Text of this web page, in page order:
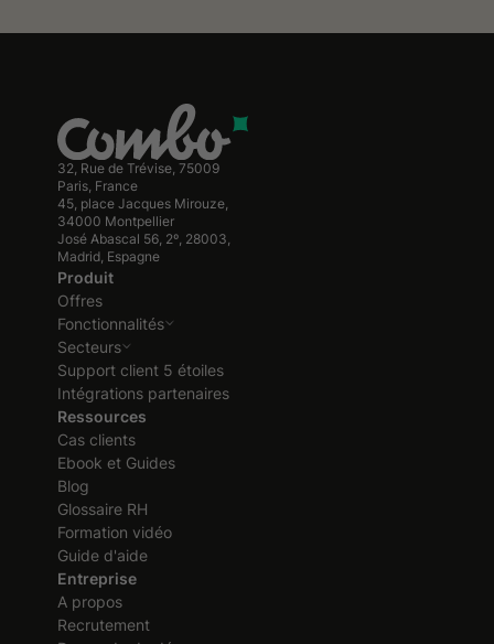
32, Rue de Trévise, 75009
Paris, France
45, place Jacques Mirouze,
34000 Montpellier
José Abascal 56, 2º, 28003,
Madrid, Espagne
Produit
Offres
Fonctionnalités
Secteurs
Support client 5 étoiles
Intégrations partenaires
Ressources
Cas clients
Ebook et Guides
Blog
Glossaire RH
Formation vidéo
Guide d'aide
Entreprise
A propos
Recrutement